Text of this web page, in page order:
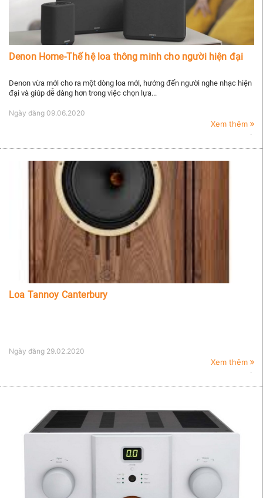
Denon Home-Thế hệ loa thông minh cho người hiện đại
Denon vừa mới cho ra một dòng loa mới, hướng đến người nghe nhạc hiện
đại và giúp dễ dàng hơn trong việc chọn lựa...
Ngày đăng 09.06.2020
Xem thêm
Loa Tannoy Canterbury
Ngày đăng 29.02.2020
Xem thêm